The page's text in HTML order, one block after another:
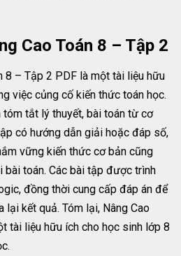
Cao Toán 8 – Tập 2
8 – Tập 2 PDF là một tài liệu hữu
việc củng cố kiến thức toán học.
tắt lý thuyết, bài toán từ cơ
có hướng dẫn giải hoặc đáp số,
vững kiến thức cơ bản cũng
bài toán. Các bài tập được trình
đồng thời cung cấp đáp án để
lại kết quả. Tóm lại, Nâng Cao
tài liệu hữu ích cho học sinh lớp 8